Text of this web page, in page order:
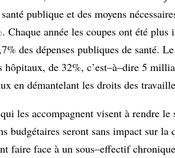
publique et des moyens
année les coupes ont été plus
des dépenses publiques de santé.
de 32%, c’est–à–dire 5
en démantelant les droits des
les accompagnent visent à rendre le
seront sans impact sur la
faire face à un sous–effectif